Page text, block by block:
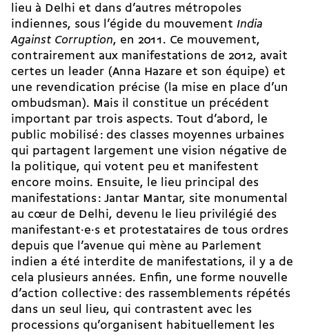
lieu à Delhi et dans d’autres métropoles
indiennes, sous l’égide du mouvement India
Against Corruption, en 2011. Ce mouvement,
contrairement aux manifestations de 2012, avait
certes un leader (Anna Hazare et son équipe) et
une revendication précise (la mise en place d’un
ombudsman). Mais il constitue un précédent
important par trois aspects. Tout d’abord, le
public mobilisé : des classes moyennes urbaines
qui partagent largement une vision négative de
la politique, qui votent peu et manifestent
encore moins. Ensuite, le lieu principal des
manifestations : Jantar Mantar, site monumental
au cœur de Delhi, devenu le lieu privilégié des
ma­ni­fes­tant·e·s et protestataires de tous ordres
depuis que l’avenue qui mène au Parlement
indien a été interdite de manifestations, il y a de
cela plusieurs années. Enfin, une forme nouvelle
d’action collective : des rassemblements répétés
dans un seul lieu, qui contrastent avec les
processions qu’organisent habituellement les